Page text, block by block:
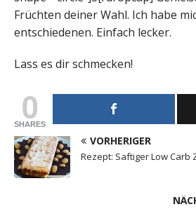
Früchten deiner Wahl. Ich habe
entschiedenen. Einfach lecker.
Lass es dir schmecken!
0
SHARES
VORHERIGER
Rezept: Saftiger Low Carb